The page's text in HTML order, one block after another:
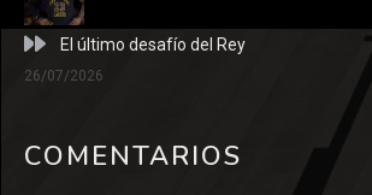
El último desafío del Rey
26/07/2026
COMENTARIOS